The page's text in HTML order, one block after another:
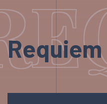
Requiem